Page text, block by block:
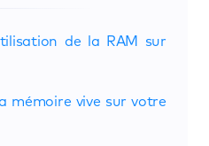
de la RAM sur
mémoire vive sur votre